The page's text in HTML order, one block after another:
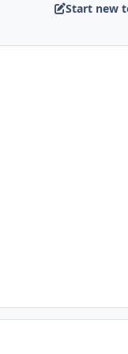
Start new